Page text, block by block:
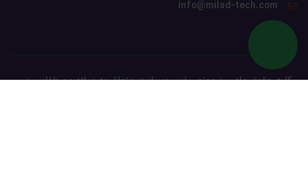
info@milad-tech.com
کلیه حقوق مادی و معنوی این وبسایت متعلق به میلاد مصطفایی می